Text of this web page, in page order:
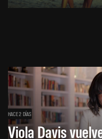
HACE 2 DÍAS
Viola Davis